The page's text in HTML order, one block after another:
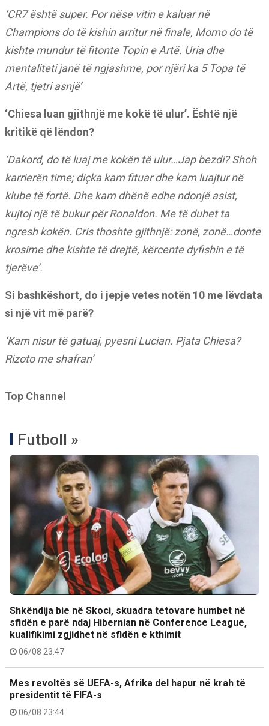
‘CR7 është super. Por nëse vitin e kaluar në
Champions do të kishin arritur në finale, Momo do të
kishte mundur të fitonte Topin e Artë. Uria dhe
mentaliteti janë të ngjashme, por njëri ka 5 Topa të
Artë, tjetri asnjë’
‘Chiesa luan gjithnjë me kokë të ulur’. Është një
kritikë që lëndon?
‘Dakord, do të luaj me kokën të ulur…Jap bezdi? Shoh
karrierën time; diçka kam fituar dhe kam luajtur në
klube të fortë. Dhe kam dhënë edhe ndonjë asist,
kujtoj një të bukur për Ronaldon. Me të duhet ta
ngresh kokën. Cris thoshte gjithnjë: zonë, zonë…donte
krosime dhe kishte të drejtë, kërcente dyfishin e të
tjerëve’.
Si bashkëshort, do i jepje vetes notën 10 me lëvdata
si një vit më parë?
‘Kam nisur të gatuaj, pyesni Lucian. Pjata Chiesa?
Rizoto me shafran’
Top Channel
Futboll »
Shkëndija bie në Skoci, skuadra tetovare humbet në
sfidën e parë ndaj Hibernian në Conference League,
kualifikimi zgjidhet në sfidën e kthimit
06/08 23:47
Mes revoltës së UEFA-s, Afrika del hapur në krah të
presidentit të FIFA-s
06/08 23:44